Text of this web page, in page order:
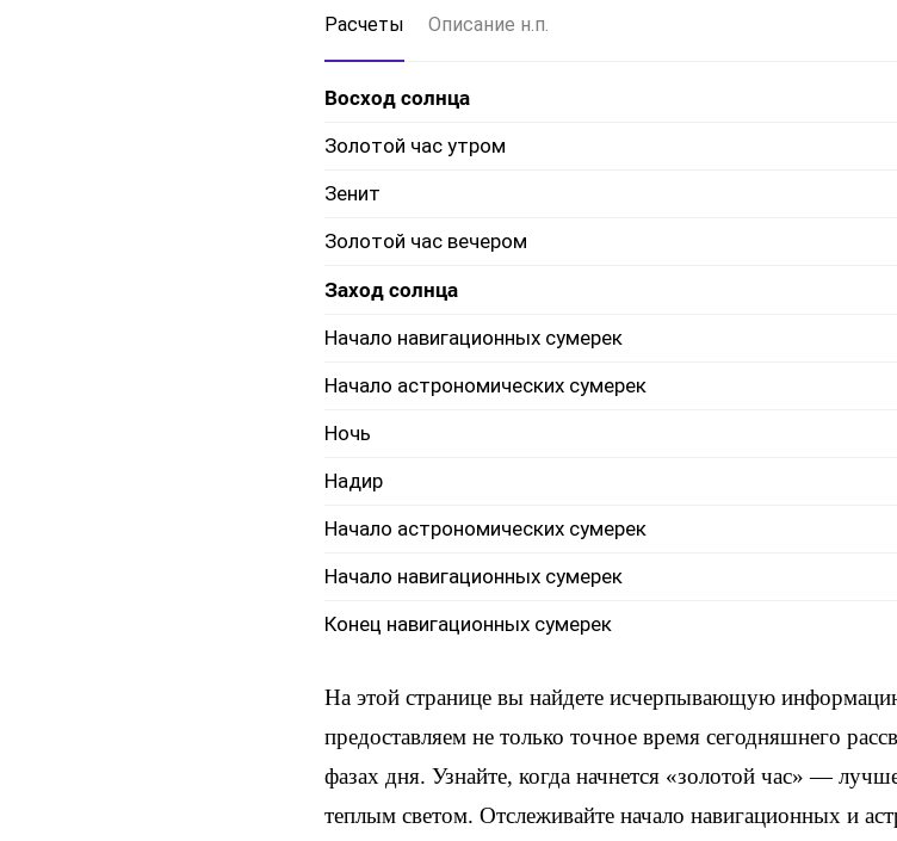
Расчеты Описание н.п.
Восход солнца
Золотой час утром
Зенит
Золотой час вечером
Заход солнца
Начало навигационных сумерек
Начало астрономических сумерек
Ночь
Надир
Начало астрономических сумерек
Начало навигационных сумерек
Конец навигационных сумерек
На этой странице вы найдете исчерпывающую
предоставляем не только точное время сегодняшнего
фазах дня. Узнайте, когда начнется «золотой час» —
теплым светом. Отслеживайте начало навигационных и